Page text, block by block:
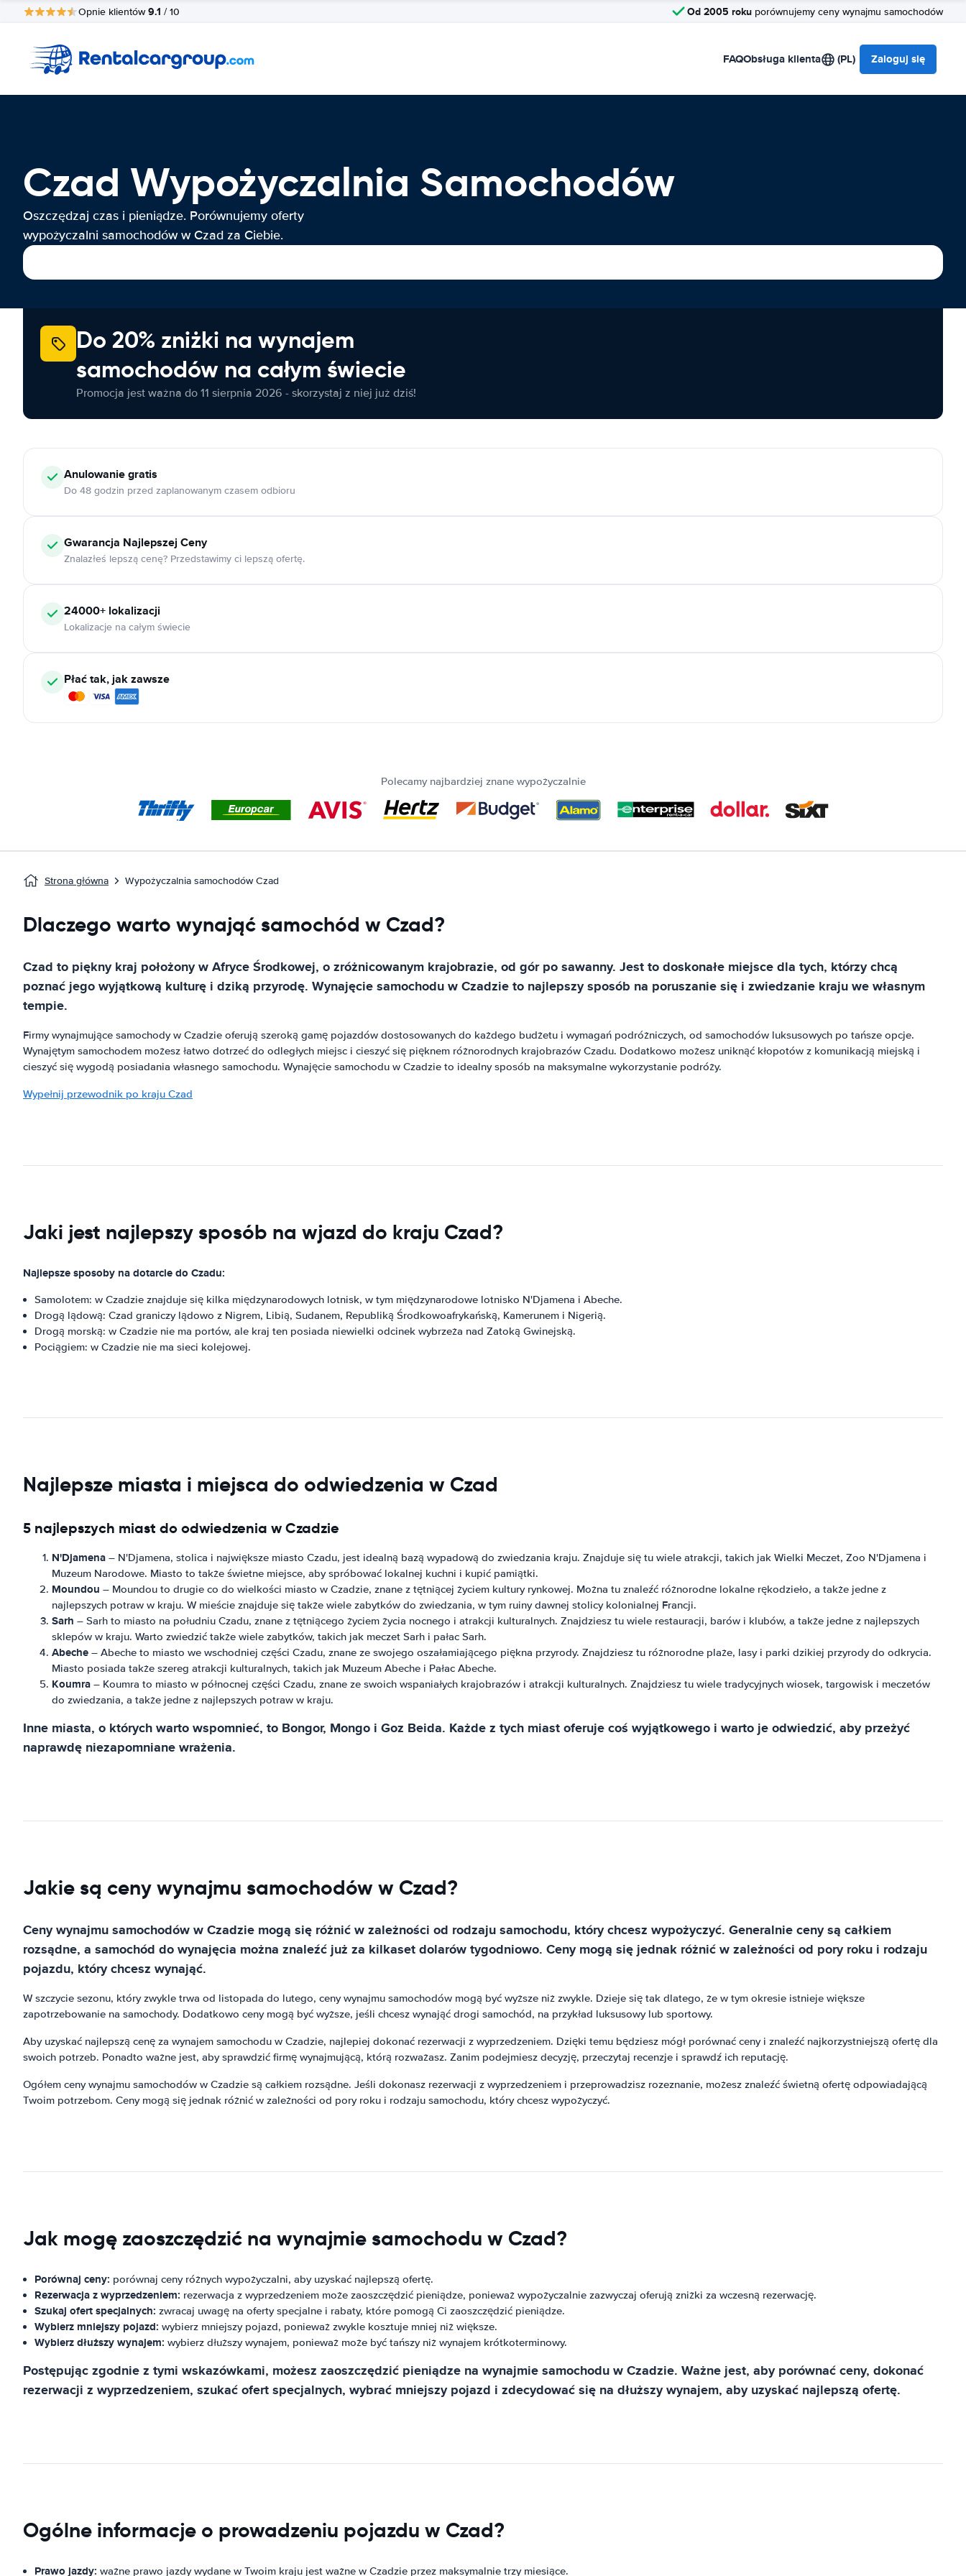
Opnie klientów9.1 / 10 Od 2005 roku porównujemy ceny wynajmu samochodów
FAQObsługa klienta (PL) Zaloguj się
Czad Wypożyczalnia Samochodów
Oszczędzaj czas i pieniądze. Porównujemy oferty
wypożyczalni samochodów w Czad za Ciebie.
Do 20% zniżki na wynajem
samochodów na całym świecie
Promocja jest ważna do 11 sierpnia 2026 - skorzystaj z niej już dziś!
Anulowaniegratis
Do 48 godzin przed zaplanowanym czasem odbioru
Gwarancja Najlepszej Ceny
Znalazłeś lepszą cenę? Przedstawimy ci lepszą ofertę.
24000+ lokalizacji
Lokalizacje na całym świecie
Płać tak, jak zawsze
Polecamy najbardziej znane wypożyczalnie
Strona główna Wypożyczalnia samochodów Czad
Dlaczego warto wynająć samochód w Czad?
Czad to piękny kraj położony w Afryce Środkowej, o zróżnicowanym krajobrazie, od gór po sawanny. Jest to doskonałe miejsce dla tych, którzy chcą
poznać jego wyjątkową kulturę i dziką przyrodę. Wynajęcie samochodu w Czadzie to najlepszy sposób na poruszanie się i zwiedzanie kraju we własnym
tempie.
Firmy wynajmujące samochody w Czadzie oferują szeroką gamę pojazdów dostosowanych do każdego budżetu i wymagań podróżniczych, od samochodów luksusowych po tańsze opcje.
Wynajętym samochodem możesz łatwo dotrzeć do odległych miejsc i cieszyć się pięknem różnorodnych krajobrazów Czadu. Dodatkowo możesz uniknąć kłopotów z komunikacją miejską i
cieszyć się wygodą posiadania własnego samochodu. Wynajęcie samochodu w Czadzie to idealny sposób na maksymalne wykorzystanie podróży.
Wypełnij przewodnik po kraju Czad
Jaki jest najlepszy sposób na wjazd do kraju Czad?
Najlepsze sposoby na dotarcie do Czadu:
Samolotem: w Czadzie znajduje się kilka międzynarodowych lotnisk, w tym międzynarodowe lotnisko N'Djamena i Abeche.
Drogą lądową: Czad graniczy lądowo z Nigrem, Libią, Sudanem, Republiką Środkowoafrykańską, Kamerunem i Nigerią.
Drogą morską: w Czadzie nie ma portów, ale kraj ten posiada niewielki odcinek wybrzeża nad Zatoką Gwinejską.
Pociągiem: w Czadzie nie ma sieci kolejowej.
Najlepsze miasta i miejsca do odwiedzenia w Czad
5 najlepszych miast do odwiedzenia w Czadzie
N'Djamena – N'Djamena, stolica i największe miasto Czadu, jest idealną bazą wypadową do zwiedzania kraju. Znajduje się tu wiele atrakcji, takich jak Wielki Meczet, Zoo N'Djamena i
Muzeum Narodowe. Miasto to także świetne miejsce, aby spróbować lokalnej kuchni i kupić pamiątki.
Moundou – Moundou to drugie co do wielkości miasto w Czadzie, znane z tętniącej życiem kultury rynkowej. Można tu znaleźć różnorodne lokalne rękodzieło, a także jedne z
najlepszych potraw w kraju. W mieście znajduje się także wiele zabytków do zwiedzania, w tym ruiny dawnej stolicy kolonialnej Francji.
Sarh – Sarh to miasto na południu Czadu, znane z tętniącego życiem życia nocnego i atrakcji kulturalnych. Znajdziesz tu wiele restauracji, barów i klubów, a także jedne z najlepszych
sklepów w kraju. Warto zwiedzić także wiele zabytków, takich jak meczet Sarh i pałac Sarh.
Abeche – Abeche to miasto we wschodniej części Czadu, znane ze swojego oszałamiającego piękna przyrody. Znajdziesz tu różnorodne plaże, lasy i parki dzikiej przyrody do odkrycia.
Miasto posiada także szereg atrakcji kulturalnych, takich jak Muzeum Abeche i Pałac Abeche.
Koumra – Koumra to miasto w północnej części Czadu, znane ze swoich wspaniałych krajobrazów i atrakcji kulturalnych. Znajdziesz tu wiele tradycyjnych wiosek, targowisk i meczetów
do zwiedzania, a także jedne z najlepszych potraw w kraju.
Inne miasta, o których warto wspomnieć, to Bongor, Mongo i Goz Beida. Każde z tych miast oferuje coś wyjątkowego i warto je odwiedzić, aby przeżyć
naprawdę niezapomniane wrażenia.
Jakie są ceny wynajmu samochodów w Czad?
Ceny wynajmu samochodów w Czadzie mogą się różnić w zależności od rodzaju samochodu, który chcesz wypożyczyć. Generalnie ceny są całkiem
rozsądne, a samochód do wynajęcia można znaleźć już za kilkaset dolarów tygodniowo. Ceny mogą się jednak różnić w zależności od pory roku i rodzaju
pojazdu, który chcesz wynająć.
W szczycie sezonu, który zwykle trwa od listopada do lutego, ceny wynajmu samochodów mogą być wyższe niż zwykle. Dzieje się tak dlatego, że w tym okresie istnieje większe
zapotrzebowanie na samochody. Dodatkowo ceny mogą być wyższe, jeśli chcesz wynająć drogi samochód, na przykład luksusowy lub sportowy.
Aby uzyskać najlepszą cenę za wynajem samochodu w Czadzie, najlepiej dokonać rezerwacji z wyprzedzeniem. Dzięki temu będziesz mógł porównać ceny i znaleźć najkorzystniejszą ofertę dla
swoich potrzeb. Ponadto ważne jest, aby sprawdzić firmę wynajmującą, którą rozważasz. Zanim podejmiesz decyzję, przeczytaj recenzje i sprawdź ich reputację.
Ogółem ceny wynajmu samochodów w Czadzie są całkiem rozsądne. Jeśli dokonasz rezerwacji z wyprzedzeniem i przeprowadzisz rozeznanie, możesz znaleźć świetną ofertę odpowiadającą
Twoim potrzebom. Ceny mogą się jednak różnić w zależności od pory roku i rodzaju samochodu, który chcesz wypożyczyć.
Jak mogę zaoszczędzić na wynajmie samochodu w Czad?
Porównaj ceny: porównaj ceny różnych wypożyczalni, aby uzyskać najlepszą ofertę.
Rezerwacja z wyprzedzeniem: rezerwacja z wyprzedzeniem może zaoszczędzić pieniądze, ponieważ wypożyczalnie zazwyczaj oferują zniżki za wczesną rezerwację.
Szukaj ofert specjalnych: zwracaj uwagę na oferty specjalne i rabaty, które pomogą Ci zaoszczędzić pieniądze.
Wybierz mniejszy pojazd: wybierz mniejszy pojazd, ponieważ zwykle kosztuje mniej niż większe.
Wybierz dłuższy wynajem: wybierz dłuższy wynajem, ponieważ może być tańszy niż wynajem krótkoterminowy.
Postępując zgodnie z tymi wskazówkami, możesz zaoszczędzić pieniądze na wynajmie samochodu w Czadzie. Ważne jest, aby porównać ceny, dokonać
rezerwacji z wyprzedzeniem, szukać ofert specjalnych, wybrać mniejszy pojazd i zdecydować się na dłuższy wynajem, aby uzyskać najlepszą ofertę.
Ogólne informacje o prowadzeniu pojazdu w Czad?
Prawo jazdy: ważne prawo jazdy wydane w Twoim kraju jest ważne w Czadzie przez maksymalnie trzy miesiące.